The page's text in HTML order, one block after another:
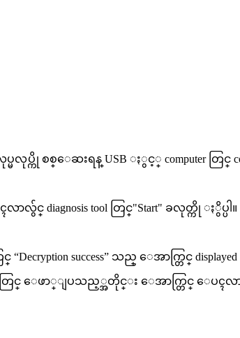
လုပ္မလုပ္ကို စစ္ေဆးရန္ USB ႏွင့္ computer တြင္
tool တြင္"Start" ခလုတ္ကို ႏွိပ္ပါ။
success” သည္ ေအာက္တြင္
decrypt” တြင္ ေဖာ္ျပသည့္အတိုင္း ေအာက္တြင္ ေပ